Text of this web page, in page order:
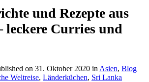
und Rezepte aus
leckere Curries und
on 31. Oktober 2020 in Asien, Blog
Weltreise, Länderküchen, Sri Lanka